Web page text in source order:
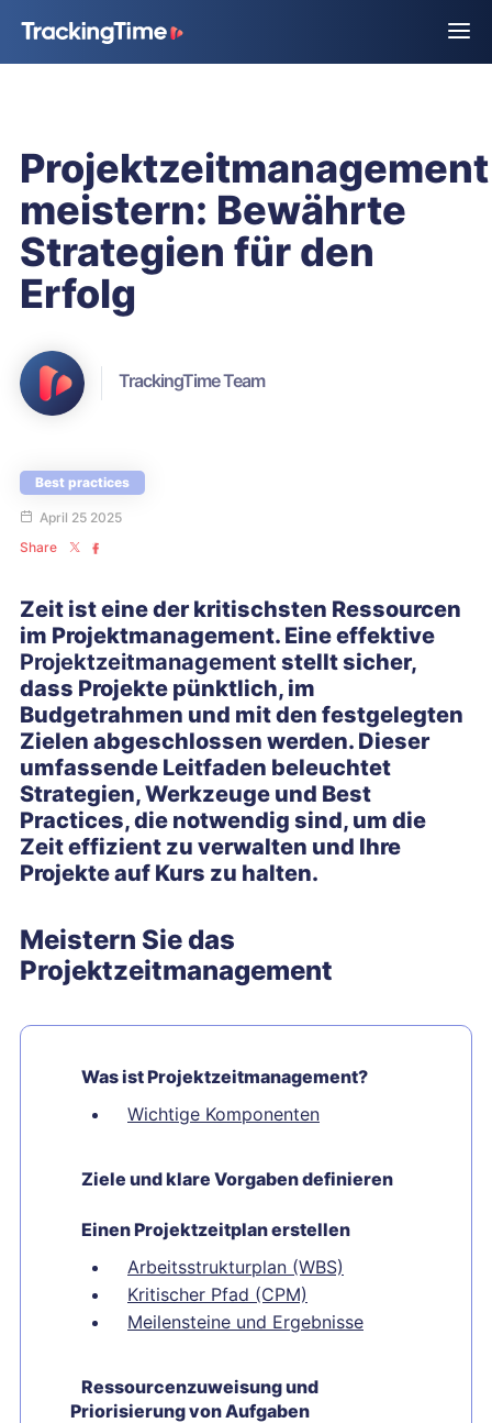
Projektzeitmanagement
meistern: Bewährte
Strategien für den
Erfolg
TrackingTime Team
Best practices
April 25 2025
Share
Zeit ist eine der kritischsten Ressourcen
im Projektmanagement. Eine effektive
Projektzeitmanagement stellt sicher,
dass Projekte pünktlich, im
Budgetrahmen und mit den festgelegten
Zielen abgeschlossen werden. Dieser
umfassende Leitfaden beleuchtet
Strategien, Werkzeuge und Best
Practices, die notwendig sind, um die
Zeit effizient zu verwalten und Ihre
Projekte auf Kurs zu halten.
Meistern Sie das
Projektzeitmanagement
Was ist Projektzeitmanagement?
Wichtige Komponenten
Ziele und klare Vorgaben definieren
Einen Projektzeitplan erstellen
Arbeitsstrukturplan (WBS)
Kritischer Pfad (CPM)
Meilensteine und Ergebnisse
Ressourcenzuweisung und
Priorisierung von Aufgaben